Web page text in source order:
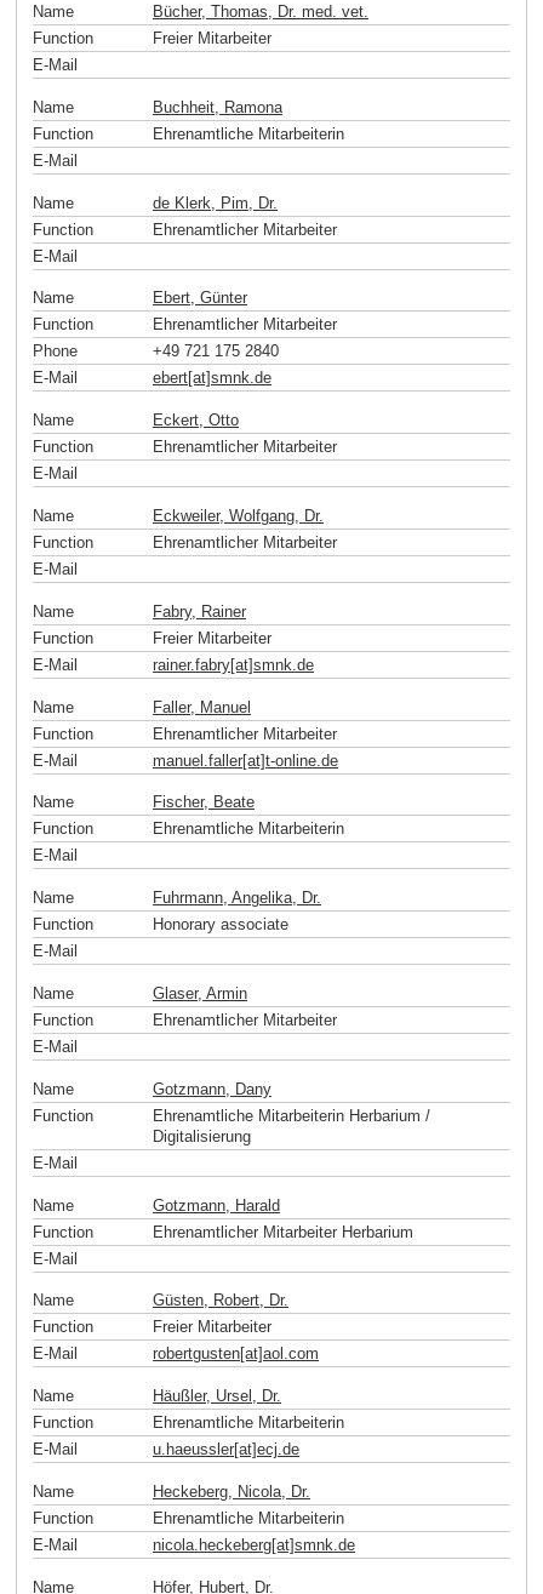
Name
Bücher, Thomas, Dr. med. vet.
Function
Freier Mitarbeiter
E-Mail
Name
Buchheit, Ramona
Function
Ehrenamtliche Mitarbeiterin
E-Mail
Name
de Klerk, Pim, Dr.
Function
Ehrenamtlicher Mitarbeiter
E-Mail
Name
Ebert, Günter
Function
Ehrenamtlicher Mitarbeiter
Phone
+49 721 175 2840
E-Mail
ebert[at]smnk.de
Name
Eckert, Otto
Function
Ehrenamtlicher Mitarbeiter
E-Mail
Name
Eckweiler, Wolfgang, Dr.
Function
Ehrenamtlicher Mitarbeiter
E-Mail
Name
Fabry, Rainer
Function
Freier Mitarbeiter
E-Mail
rainer.fabry[at]smnk de
Name
Faller, Manuel
Function
Ehrenamtlicher Mitarbeiter
E-Mail
manuel.faller[at]t-online de
Name
Fischer, Beate
Function
Ehrenamtliche Mitarbeiterin
E-Mail
Name
Fuhrmann, Angelika, Dr.
Function
Honorary associate
E-Mail
Name
Glaser, Armin
Function
Ehrenamtlicher Mitarbeiter
E-Mail
Name
Gotzmann, Dany
Function
Ehrenamtliche Mitarbeiterin Herbarium /
Digitalisierung
E-Mail
Name
Gotzmann, Harald
Function
Ehrenamtlicher Mitarbeiter Herbarium
E-Mail
Name
Güsten, Robert, Dr.
Function
Freier Mitarbeiter
E-Mail
robertgusten[at]aol .com
Name
Häußler, Ursel, Dr.
Function
Ehrenamtliche Mitarbeiterin
E-Mail
u.haeussler[at]ecj.de
Name
Heckeberg, Nicola, Dr.
Function
Ehrenamtliche Mitarbeiterin
E-Mail
nicola.heckeberg[at]smnk de
Name Höfer, Hubert, Dr.